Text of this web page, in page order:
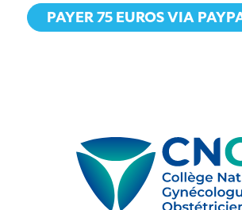
PAYER 75 EUROS VIA